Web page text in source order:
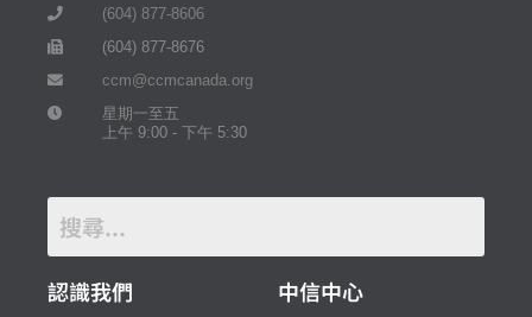
(604) 877-8606
(604) 877-8676
ccm@ccmcanada.org
星期一至五
上午 9:00 - 下午 5:30
認識我們 中信中心